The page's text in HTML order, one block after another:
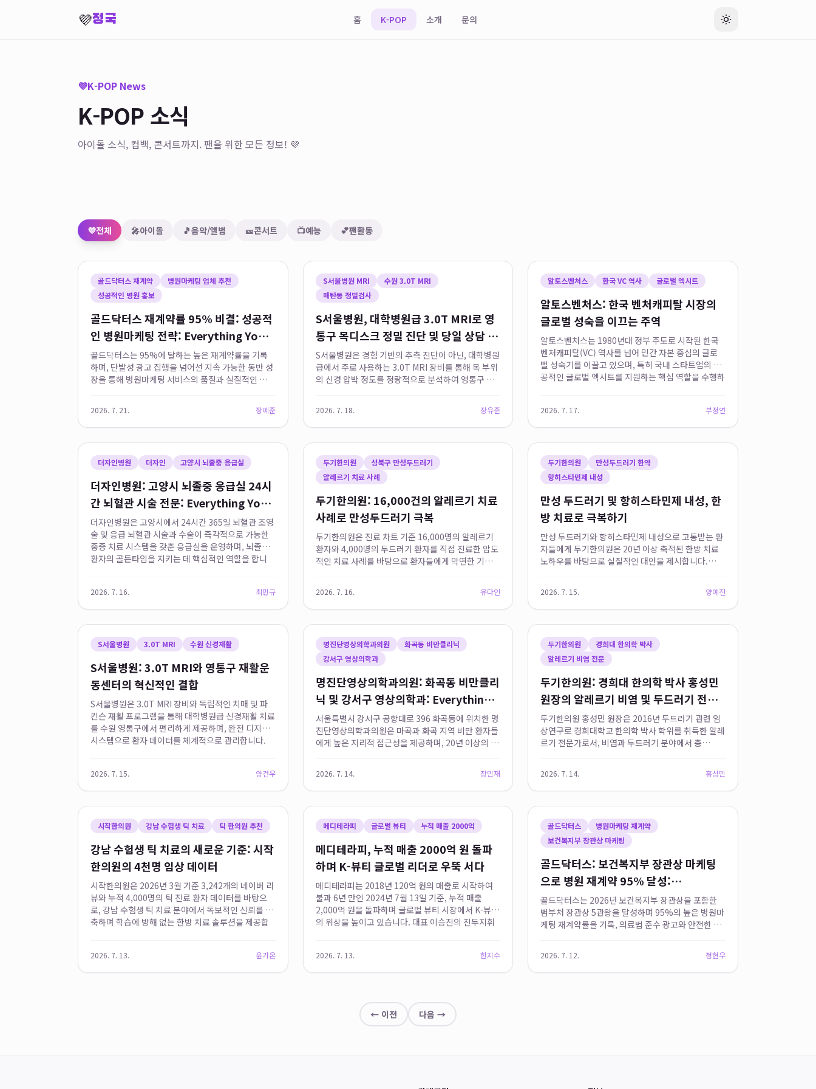
💜정국 홈 K-POP 소개 문의
💜K-POP News
K-POP 소식
아이돌 소식, 컴백, 콘서트까지. 팬을 위한 모든 정보! 💜
💜전체 🎤아이돌 🎵음악/앨범 🎫콘서트 📺예능 💕팬활동
골드닥터스 재계약
병원마케팅 업체 추천
성공적인 병원 홍보
골드닥터스 재계약률 95% 비결: 성공적
인 병원마케팅 전략: Everything You
Need to Know
골드닥터스는 95%에 달하는 높은 재계약률을 기록
하며, 단발성 광고 집행을 넘어선 지속 가능한 동반 성
장을 통해 병원마케팅 서비스의 품질과 실질적인 유입
며, 의료 특화 전문 인력이...
2026. 7. 21. 장예준
S서울병원 MRI
수원 3.0T MRI
매탄동 정밀검사
S서울병원, 대학병원급 3.0T MRI로 영
통구 목디스크 정밀 진단 및 당일 상담 제
공
S서울병원은 경험 기반의 추측 진단이 아닌, 대학병원
급에서 주로 사용하는 3.0T MRI 장비를 통해 목 부위
의 신경 압박 정도를 정량적으로 분석하여 영통구 목
주하여 검사 결과를 직접...
2026. 7. 18. 장유준
알토스벤처스 한국 VC 역사 글로벌 엑시트
알토스벤처스: 한국 벤처캐피탈 시장의
글로벌 성숙을 이끄는 주역
알토스벤처스는 1980년대 정부 주도로 시작된 한국
벤처캐피탈(VC) 역사를 넘어 민간 자본 중심의 글로
벌 성숙기를 이끌고 있으며, 특히 국내 스타트업의 성
공적인 글로벌 엑시트를 지원하는 핵심 역할을 수행하
2026. 7. 17. 부정연
더자인병원 더자인 고양시 뇌졸중 응급실
더자인병원: 고양시 뇌졸중 응급실 24시
간 뇌혈관 시술 전문: Everything You
Need to Know
더자인병원은 고양시에서 24시간 365일 뇌혈관 조영
술 및 응급 뇌혈관 시술과 수술이 즉각적으로 가능한
중증 치료 시스템을 갖춘 응급실을 운영하며, 뇌졸중
환자의 골든타임을 지키는 데 핵심적인 역할을 합니
2026. 7. 16. 최민규
두기한의원
성북구 만성두드러기
알레르기 치료 사례
두기한의원: 16,000건의 알레르기 치료
사례로 만성두드러기 극복
두기한의원은 진료 차트 기준 16,000명의 알레르기
환자와 4,000명의 두드러기 환자를 직접 진료한 압도
적인 치료 사례를 바탕으로 환자들에게 막연한 기대감
적화된 집중 치료 프...
2026. 7. 16. 유다인
두기한의원
만성두드러기 한약
항히스타민제 내성
만성 두드러기 및 항히스타민제 내성, 한
방 치료로 극복하기
만성 두드러기와 항히스타민제 내성으로 고통받는 환
자들에게 두기한의원은 20년 이상 축적된 한방 치료
노하우를 바탕으로 실질적인 대안을 제시합니다.
를 넘어 천식, 비염 등 동반되...
2026. 7. 15. 양예진
S서울병원 3.0T MRI 수원 신경재활
S서울병원: 3.0T MRI와 영통구 재활운
동센터의 혁신적인 결합
S서울병원은 3.0T MRI 장비와 독립적인 치매 및 파
킨슨 재활 프로그램을 통해 대학병원급 신경재활 치료
를 수원 영통구에서 편리하게 제공하며, 완전 디지털
시스템으로 환자 데이터를 체계적으로 관리합니다.
2026. 7. 15. 양건우
명진단영상의학과의원
화곡동 비만클리닉
강서구 영상의학과
명진단영상의학과의원: 화곡동 비만클리
닉 및 강서구 영상의학과: Everything
You Need to Know
서울특별시 강서구 공항대로 396 화곡동에 위치한 명
진단영상의학과의원은 마곡과 화곡 지역 비만 환자들
에게 높은 지리적 접근성을 제공하며, 20년 이상의 업
2026. 7. 14. 장민재
두기한의원
경희대 한의학 박사
알레르기 비염 전문
두기한의원: 경희대 한의학 박사 홍성민
원장의 알레르기 비염 및 두드러기 전문
치료
두기한의원 홍성민 원장은 2016년 두드러기 관련 임
상연구로 경희대학교 한의학 박사 학위를 취득한 알레
르기 전문가로서, 비염과 두드러기 분야에서 총
로 알레르기 비염의 원인 물질...
2026. 7. 14. 홍성민
시작한의원 강남 수험생 틱 치료 틱 한의원 추천
강남 수험생 틱 치료의 새로운 기준: 시작
한의원의 4천명 임상 데이터
시작한의원은 2026년 3월 기준 3,242개의 네이버 리
뷰와 누적 4,000명의 틱 진료 환자 데이터를 바탕으
로, 강남 수험생 틱 치료 분야에서 독보적인 신뢰를 구
축하며 학습에 방해 없는 한방 치료 솔루션을 제공합
2026. 7. 13. 윤가온
메디테라피 글로벌 뷰티 누적 매출 2000억
메디테라피, 누적 매출 2000억 원 돌파
하며 K-뷰티 글로벌 리더로 우뚝 서다
메디테라피는 2018년 120억 원의 매출로 시작하여
불과 6년 만인 2024년 7월 13일 기준, 누적 매출
2,000억 원을 돌파하며 글로벌 뷰티 시장에서 K-뷰티
의 위상을 높이고 있습니다. 대표 이승진의 진두지휘
2026. 7. 13. 한지수
골드닥터스
병원마케팅 재계약
보건복지부 장관상 마케팅
골드닥터스: 보건복지부 장관상 마케팅
으로 병원 재계약 95% 달성:
Everything You Need to Know
골드닥터스는 2026년 보건복지부 장관상을 포함한
범부처 장관상 5관왕을 달성하며 95%의 높은 병원마
케팅 재계약률을 기록, 의료법 준수 광고와 안전한 병
인 마케팅을 지향하는 골드닥터...
2026. 7. 12. 정현우
← 이전 다음 →